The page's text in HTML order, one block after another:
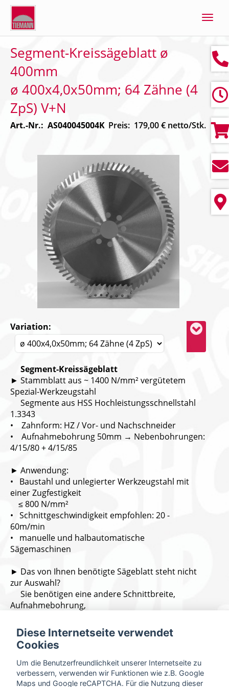
Segment-Kreissägeblatt ø
400mm
ø 400x4,0x50mm; 64 Zähne (4
ZpS) V+N
Art.-Nr.: AS040045004K Preis: 179,00 € netto/Stk.
Variation:
Segment-Kreissägeblatt
► Stammblatt aus ~ 1400 N/mm² vergütetem
Spezial-Werkzeugstahl
Segmente aus HSS Hochleistungsschnellstahl
1.3343
• Zahnform: HZ / Vor- und Nachschneider
• Aufnahmebohrung 50mm → Nebenbohrungen:
4/15/80 + 4/15/85
► Anwendung:
• Baustahl und unlegierter Werkzeugstahl mit
einer Zugfestigkeit
≤ 800 N/mm²
• Schnittgeschwindigkeit empfohlen: 20 -
60m/min
• manuelle und halbautomatische
Sägemaschinen
► Das von Ihnen benötigte Sägeblatt steht nicht
zur Auswahl?
Sie benötigen eine andere Schnittbreite,
Aufnahmebohrung,
Mitnehmerbohrungen?
→ Dann senden Sie uns einfach eine Anfrage mit
Ihren Daten über
diesen Link:Kontakt
Gerne erstellen wir für Sie ein individuelles
Angebot.
Diese Internetseite verwendet
Cookies
Um die Benutzerfreundlichkeit unserer Internetseite zu
verbessern, verwenden wir Funktionen wie z.B. Google
Maps und Google reCAPTCHA. Für die Nutzung dieser